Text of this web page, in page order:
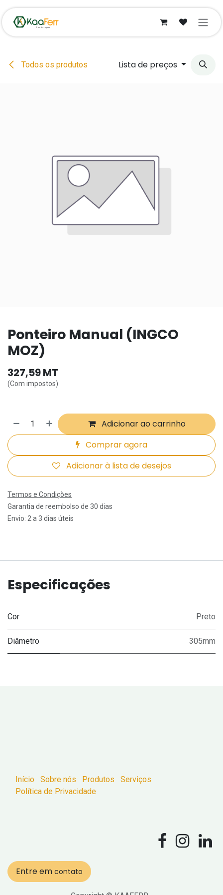
Pular para o conteúdo
Todos os produtos Lista de preços
Ponteiro Manual (INGCO
MOZ)
327,59MT
(Com impostos)
Adicionar ao carrinho
Comprar agora
Adicionar à lista de desejos
Termos e Condições
Garantia de reembolso de 30 dias
Envio: 2 a 3 dias úteis
Especificações
Cor Preto
Diâmetro 305mm
Início Sobre nós Produtos
Serviços
Política de Privacidade
Entre em contato